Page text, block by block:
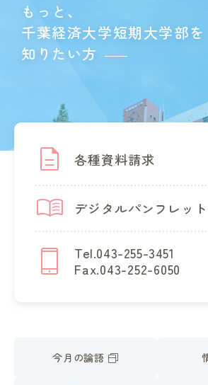
もっと、
千葉経済大学短期大学部を
知りたい方
各種資料請求
デジタルパンフレット
Tel.043-255-3451
Fax.043-252-6050
今月の論語